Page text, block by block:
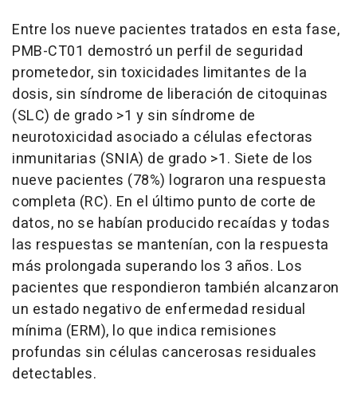
Entre los nueve pacientes tratados en esta fase,
PMB-CT01 demostró un perfil de seguridad
prometedor, sin toxicidades limitantes de la
dosis, sin síndrome de liberación de citoquinas
(SLC) de grado >1 y sin síndrome de
neurotoxicidad asociado a células efectoras
inmunitarias (SNIA) de grado >1. Siete de los
nueve pacientes (78%) lograron una respuesta
completa (RC). En el último punto de corte de
datos, no se habían producido recaídas y todas
las respuestas se mantenían, con la respuesta
más prolongada superando los 3 años. Los
pacientes que respondieron también alcanzaron
un estado negativo de enfermedad residual
mínima (ERM), lo que indica remisiones
profundas sin células cancerosas residuales
detectables.